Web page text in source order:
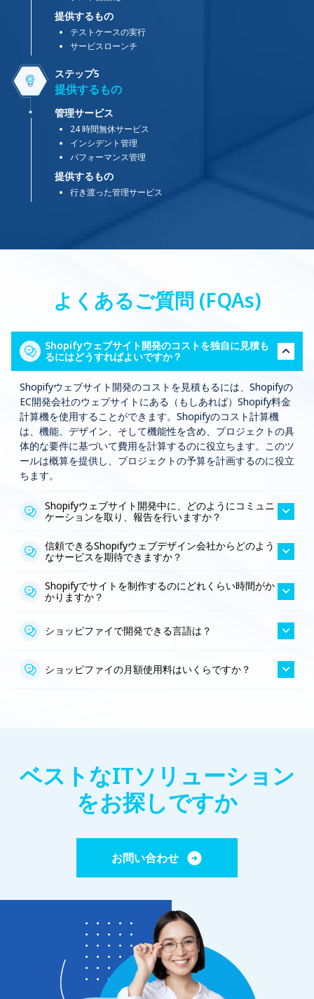
提供するもの
テストケースの実行
サービスローンチ
ステップ5
提供するもの
管理サービス
24 時間無休サービス
インシデント管理
パフォーマンス管理
提供するもの
行き渡った管理サービス
よくあるご質問 (FQAs)
Shopifyウェブサイト開発のコストを独自に見積も
るにはどうすればよいですか？
Shopifyウェブサイト開発のコストを見積もるには、Shopifyの
EC開発会社のウェブサイトにある（もしあれば）Shopify料金
計算機を使用することができます。Shopifyのコスト計算機
は、機能、デザイン、そして機能性を含め、プロジェクトの具
体的な要件に基づいて費用を計算するのに役立ちます。このツ
ールは概算を提供し、プロジェクトの予算を計画するのに役立
ちます。
Shopifyウェブサイト開発中に、どのようにコミュニ
ケーションを取り、報告を行いますか？
信頼できるShopifyウェブデザイン会社からどのよう
なサービスを期待できますか？
Shopifyでサイトを制作するのにどれくらい時間がか
かりますか？
ショッピファイで開発できる言語は？
ショッピファイの月額使用料はいくらですか？
ベストなITソリューション
をお探しですか
お問い合わせ